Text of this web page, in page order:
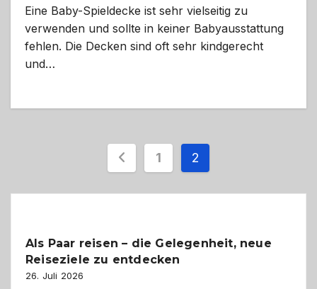
Eine Baby-Spieldecke ist sehr vielseitig zu
verwenden und sollte in keiner Babyausstattung
fehlen. Die Decken sind oft sehr kindgerecht
und…
der
1 2
Als Paar reisen – die Gelegenheit, neue
Reiseziele zu entdecken
26. Juli 2026